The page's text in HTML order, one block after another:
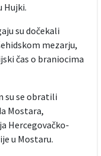
Hujki.
su dočekali
mezarju,
čas o braniocima
su se obratili
Mostara,
Hercegovačko-
u Mostaru.